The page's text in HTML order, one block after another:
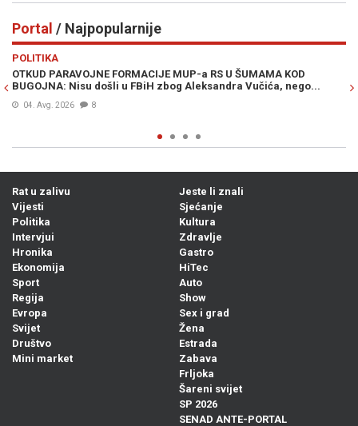
Portal / Najpopularnije
POLITIKA
OTKUD PARAVOJNE FORMACIJE MUP-a RS U ŠUMAMA KOD
BUGOJNA: Nisu došli u FBiH zbog Aleksandra Vučića, nego...
04. Avg. 2026 8
Rat u zalivu
Vijesti
Politika
Intervjui
Hronika
Ekonomija
Sport
Regija
Evropa
Svijet
Društvo
Mini market
Jeste li znali
Sjećanje
Kultura
Zdravlje
Gastro
HiTec
Auto
Show
Sex i grad
Žena
Estrada
Zabava
Frljoka
Šareni svijet
SP 2026
SENAD ANTE-PORTAL